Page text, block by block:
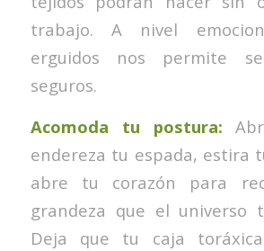
trabajo. A nivel
erguidos nos permite
seguros.
Acomoda tu postura:
endereza tu espada, estira
abre tu corazón para
grandeza que el universo
Deja que tu caja